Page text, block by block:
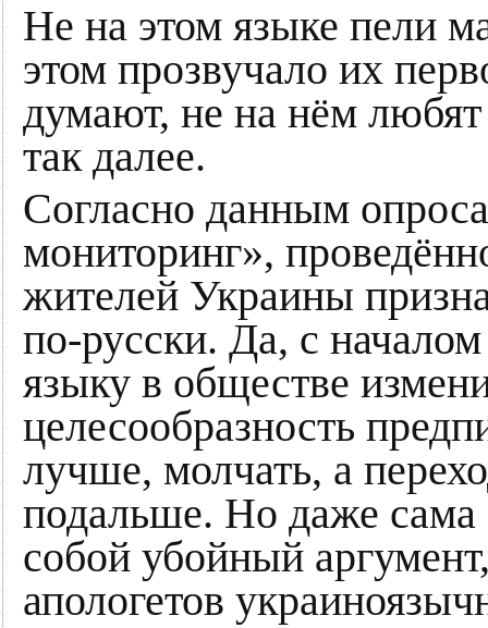
Не на этом языке пели
этом прозвучало их
думают, не на нём
так далее.
Согласно данным
мониторинг»,
жителей Украины
по-русски. Да, с
языку в обществе
целесообразность
лучше, молчать, а
подальше. Но даже сама
собой убойный
апологетов